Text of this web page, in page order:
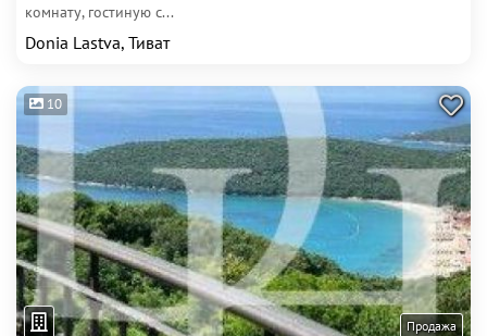
комнату, гостиную с...
Donia Lastva, Тиват
10
Продажа